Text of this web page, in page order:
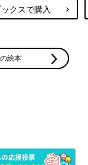
クスで購入
絵本